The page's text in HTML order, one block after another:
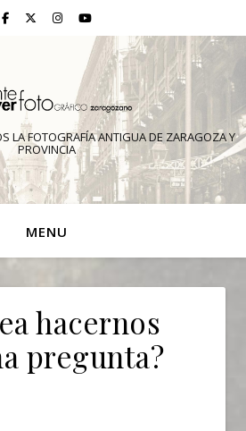
LA FOTOGRAFÍA ANTIGUA DE ZARAGOZA Y
PROVINCIA
MENU
hacernos
pregunta?